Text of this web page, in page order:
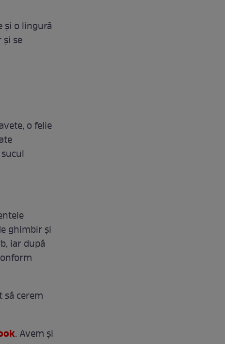
şi o lingură
se
o felie
ghimbir şi
iar după
să cerem
. Avem și